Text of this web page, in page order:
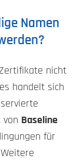
Namen
nicht
handelt sich
von Baseline
für